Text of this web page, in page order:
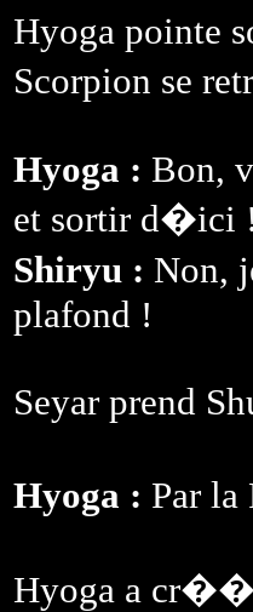
Hyoga pointe
Scorpion se
Hyoga : Bon,
et sortir d�ici !
Shiryu : Non,
plafond !
Seyar prend
Hyoga : Par
Hyoga a cr��